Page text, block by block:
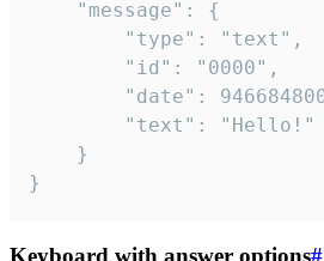
}